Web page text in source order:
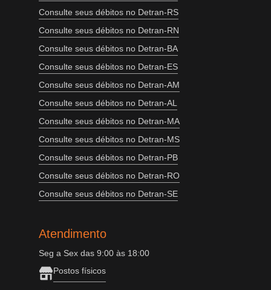
Consulte seus débitos no Detran-RS
Consulte seus débitos no Detran-RN
Consulte seus débitos no Detran-BA
Consulte seus débitos no Detran-ES
Consulte seus débitos no Detran-AM
Consulte seus débitos no Detran-AL
Consulte seus débitos no Detran-MA
Consulte seus débitos no Detran-MS
Consulte seus débitos no Detran-PB
Consulte seus débitos no Detran-RO
Consulte seus débitos no Detran-SE
Atendimento
Seg a Sex das 9:00 às 18:00
Postos físicos